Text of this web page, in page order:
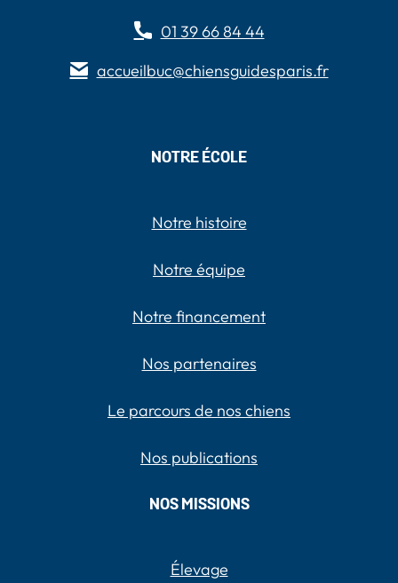
01 39 66 84 44
accueilbuc@chiensguidesparis.fr
NOTRE ÉCOLE
Notre histoire
Notre équipe
Notre financement
Nos partenaires
Le parcours de nos chiens
Nos publications
NOS MISSIONS
Élevage